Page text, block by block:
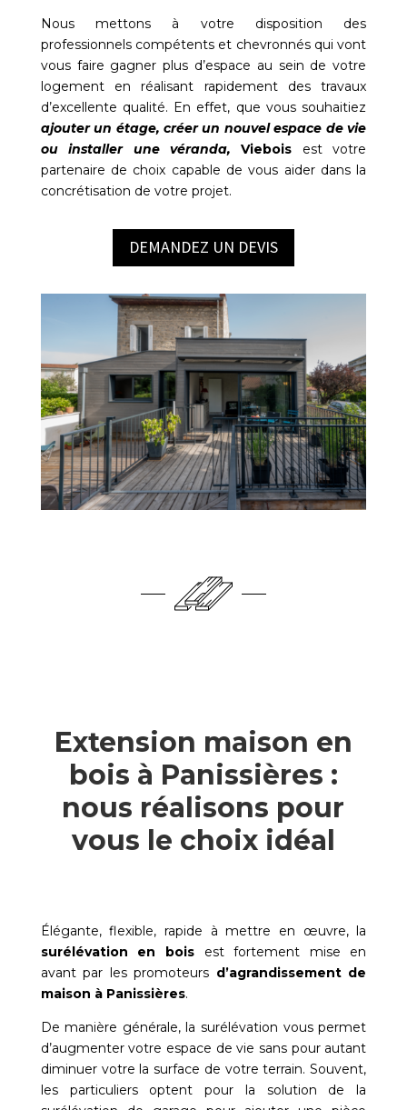
Nous mettons à votre disposition des
professionnels compétents et chevronnés qui vont
vous faire gagner plus d’espace au sein de votre
logement en réalisant rapidement des travaux
d’excellente qualité. En effet, que vous souhaitiez
ajouter un étage, créer un nouvel espace de vie
ou installer une véranda,
Viebois est votre
partenaire de choix capable de vous aider dans la
concrétisation de votre projet.
DEMANDEZ UN DEVIS
Extension maison en
bois à Panissières :
nous réalisons pour
vous le choix idéal
Élégante, flexible, rapide à mettre en œuvre, la
surélévation en boisest fortement mise en
avant par les promoteurs d’agrandissement de
maison à Panissières.
De manière générale, la surélévation vous permet
d’augmenter votre espace de vie sans pour autant
diminuer votre la surface de votre terrain. Souvent,
les particuliers optent pour la solution de la